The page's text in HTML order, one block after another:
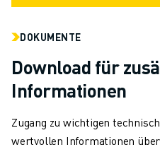
LÖSUNGEN FÜR DIE AUSBILDUNG
NEWS & MEDIA
NEWS & MEDIA
BILDUNGSVERANSTALTUNGEN
ÜBER FANUC
DOKUMENTE
Download für
Informationen
Zugang zu wichtigen
wertvollen Informationen